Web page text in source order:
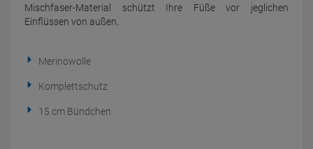
Mischfaser-Material schützt Ihre Füße vor jeglichen
Einflüssen von außen.
Merinowolle
Komplettschutz
15 cm Bündchen